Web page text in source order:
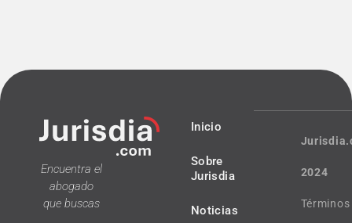
Encuentra el
abogado
que buscas
Inicio
Sobre
Jurisdia
Noticias
2024
Términos